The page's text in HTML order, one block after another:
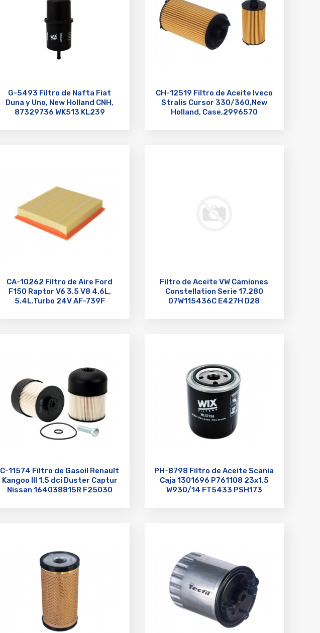
G-5493 Filtro de Nafta Fiat
Duna y Uno, New Holland CNH,
87329736 WK513 KL239
CH-12519 Filtro de Aceite Iveco
Stralis Cursor 330/360,New
Holland, Case,2996570
CA-10262 Filtro de Aire Ford
F150 Raptor V6 3.5 V8 4.6L,
5.4L.Turbo 24V AF-739F
Filtro de Aceite VW Camiones
Constellation Serie 17.280
07W115436C E427H D28
C-11574 Filtro de Gasoil Renault
Kangoo III 1.5 dci Duster Captur
Nissan 164038815R F25030
PH-8798 Filtro de Aceite Scania
Caja 1301696 P761108 23x1.5
W930/14 FT5433 PSH173